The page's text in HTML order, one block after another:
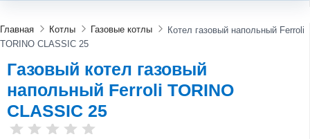
Главная Котлы Газовые котлы
Котел газовый напольный Ferroli
TORINO CLASSIC 25
Газовый котел газовый
напольный Ferroli TORINO
CLASSIC 25